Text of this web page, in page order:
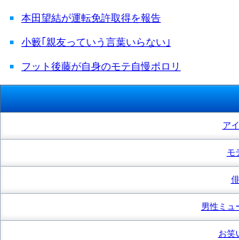
本田望結が運転免許取得を報告
小籔｢親友っていう言葉いらない｣
フット後藤が自身のモテ自慢ポロリ
ア
モ
男性ミュ
お笑